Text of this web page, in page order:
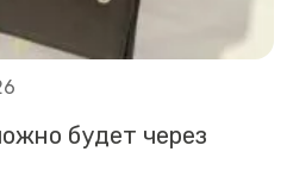
будет через